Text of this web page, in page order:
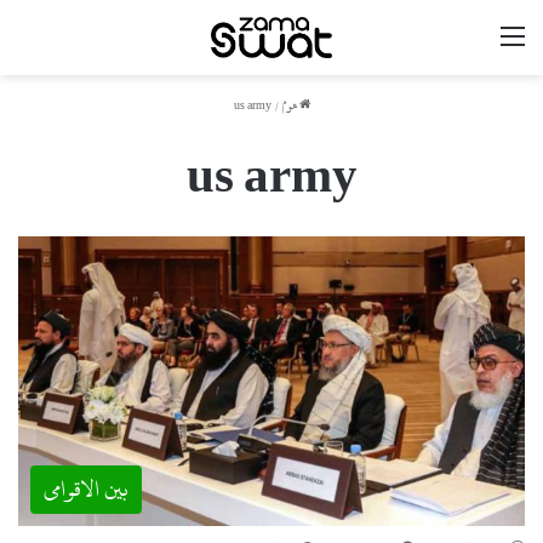
ھوم /
us army
us army
بین الاقوامی